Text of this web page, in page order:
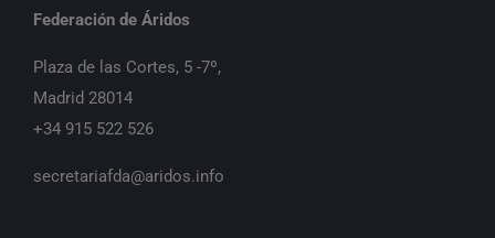
Federación de Áridos
Plaza de las Cortes, 5 -7º,
Madrid 28014
+34 915 522 526
secretariafda@aridos.info